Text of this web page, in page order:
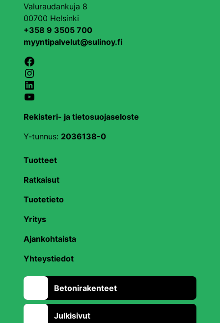
Valuraudankuja 8
00700 Helsinki
+358 9 3505 700
myyntipalvelut@sulinoy.fi
Facebook
Instagram
LinkedIn
YouTube
Rekisteri- ja tietosuojaseloste
Y-tunnus: 2036138-0
Tuotteet
Ratkaisut
Tuotetieto
Yritys
Ajankohtaista
Yhteystiedot
Betonirakenteet
Julkisivut